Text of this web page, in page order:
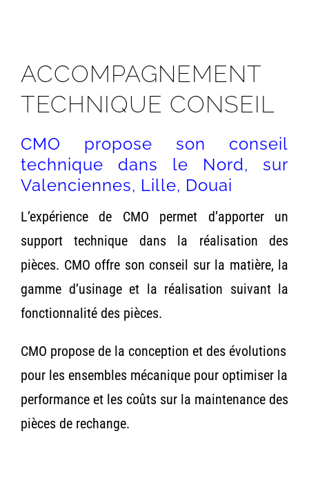
ACCOMPAGNEMENT
TECHNIQUE CONSEIL
CMO propose son conseil
technique dans le Nord, sur
Valenciennes, Lille, Douai
L’expérience de CMO permet d’apporter un
support technique dans la réalisation des
pièces. CMO offre son conseil sur la matière, la
gamme d’usinage et la réalisation suivant la
fonctionnalité des pièces.
CMO propose de la conception et des évolutions
pour les ensembles mécanique pour optimiser la
performance et les coûts sur la maintenance des
pièces de rechange.